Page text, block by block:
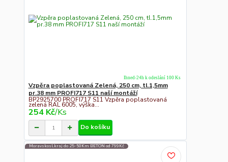
Vzpěra poplastovaná Zelená, 250 cm, tl.1,5mm
pr.38 mm PROFI717 S11 naší montáží
BP2925700 PROFI717 S11 Vzpěra poplastovaná
zelená RAL 6005, výška...
254 Kč/Ks
Ihned-24h k odeslání 100 Ks
Do košíku
Moravskosl.kraj do 25-50Km BETON od 799Kč